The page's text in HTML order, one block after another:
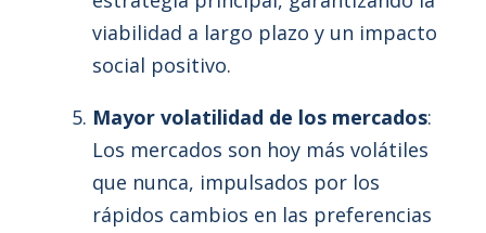
viabilidad a largo plazo y un impacto
social positivo.
Mayor volatilidad de los mercados:
Los mercados son hoy más volátiles
que nunca, impulsados por los
rápidos cambios en las preferencias